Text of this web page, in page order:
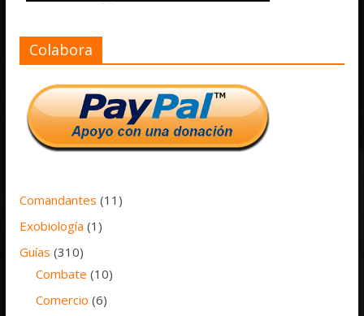
Colabora
Comandantes (11)
Exobiología (1)
Guías (310)
Combate (10)
Comercio (6)